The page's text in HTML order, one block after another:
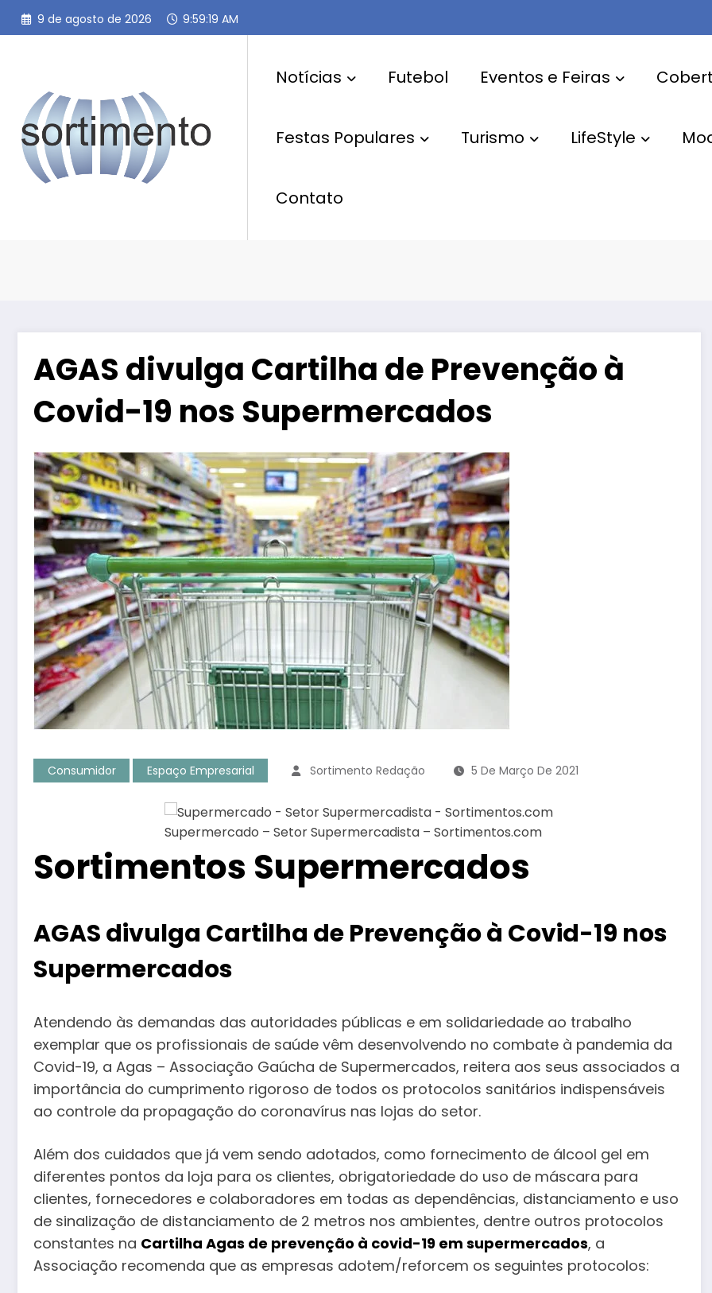
Pular
para
9 de agosto de 2026 9:59:20 AM
Notícias Futebol Eventos e Feiras
Festas Populares Turismo LifeStyle
Contato
AGAS divulga Cartilha de Prevenção à
Covid-19 nos Supermercados
Consumidor Espaço Empresarial Sortimento Redação 5 De Março De 2021
Supermercado – Setor Supermercadista – Sortimentos.com
Sortimentos Supermercados
AGAS divulga Cartilha de Prevenção à Covid-19 nos
Supermercados
Atendendo às demandas das autoridades públicas e em solidariedade ao trabalho
exemplar que os profissionais de saúde vêm desenvolvendo no combate à pandemia da
Covid-19, a Agas – Associação Gaúcha de Supermercados, reitera aos seus associados a
importância do cumprimento rigoroso de todos os protocolos sanitários indispensáveis
ao controle da propagação do coronavírus nas lojas do setor.
Além dos cuidados que já vem sendo adotados, como fornecimento de álcool gel em
diferentes pontos da loja para os clientes, obrigatoriedade do uso de máscara para
clientes, fornecedores e colaboradores em todas as dependências, distanciamento e uso
de sinalização de distanciamento de 2 metros nos ambientes, dentre outros protocolos
constantes na Cartilha Agas de prevenção à covid-19 em supermercados, a
Associação recomenda que as empresas adotem/reforcem os seguintes protocolos: